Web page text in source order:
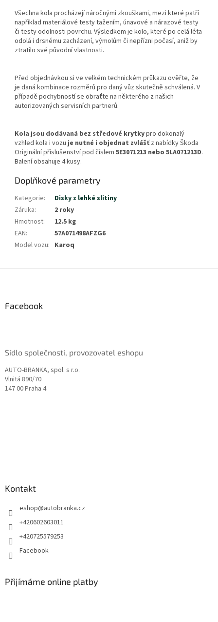
Všechna kola procházejí náročnými zkouškami, mezi které patří
například materiálové testy tažením, únavové a nárazové testy
či testy odolnosti povrchu. Výsledkem je kolo, které po celá léta
odolá i drsnému zacházení, výmolům či nepřízni počasí, aniž by
ztratilo své původní vlastnosti.
Před objednávkou si ve velkém technickém průkazu ověřte, že
je daná kombinace rozměrů pro daný vůz skutečně schválená. V
případě pochybností se obraťte na některého z našich
autorizovaných servisních partnerů.
Kola jsou dodávaná bez středové krytkypro dokonalý
vzhled kola i vozu je nutné i objednat zvlášť z nabídky Škoda
Originální příslušenství pod číslem 5E3071213 nebo 5LA071213D.
Balení obsahuje 4 kusy.
Doplňkové parametry
Kategorie:
Disky z lehké slitiny
Záruka:
2 roky
Hmotnost:
12.5 kg
EAN:
57A071498AFZG6
Model vozu: Karoq
Facebook
Sídlo společnosti, provozovatel eshopu
AUTO-BRANKA, spol. s r.o.
Vlnitá 890/70
147 00 Praha 4
Kontakt
eshop@autobranka.cz
+420602603011
+420725579253
Facebook
Přijímáme online platby